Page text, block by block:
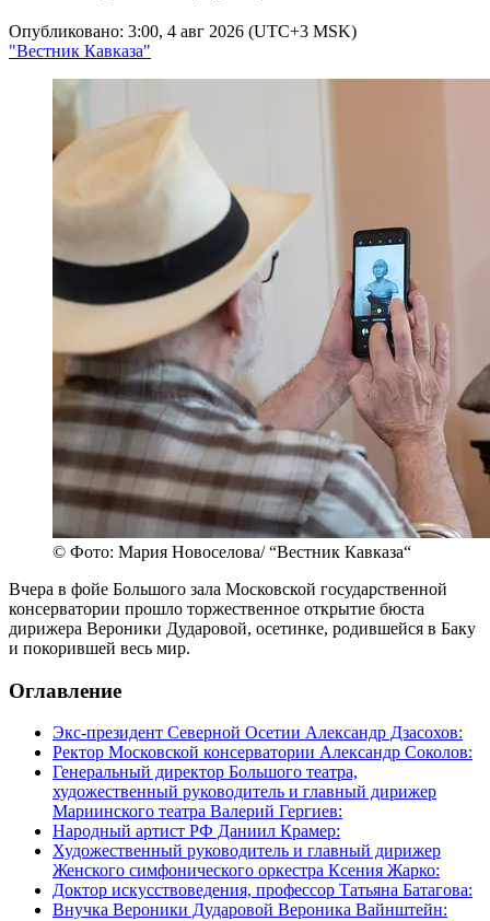
Опубликовано: 3:00, 4 авг 2026 (UTC+3 MSK)
"Вестник Кавказа"
© Фото: Мария Новоселова/ “Вестник Кавказа“
Вчера в фойе Большого зала Московской государственной
консерватории прошло торжественное открытие бюста
дирижера Вероники Дударовой, осетинке, родившейся в Баку
и покорившей весь мир.
Оглавление
Экс-президент Северной Осетии Александр Дзасохов:
Ректор Московской консерватории Александр Соколов:
Генеральный директор Большого театра,
художественный руководитель и главный дирижер
Мариинского театра Валерий Гергиев:
Народный артист РФ Даниил Крамер:
Художественный руководитель и главный дирижер
Женского симфонического оркестра Ксения Жарко:
Доктор искусствоведения, профессор Татьяна Батагова:
Внучка Вероники Дударовой Вероника Вайнштейн: